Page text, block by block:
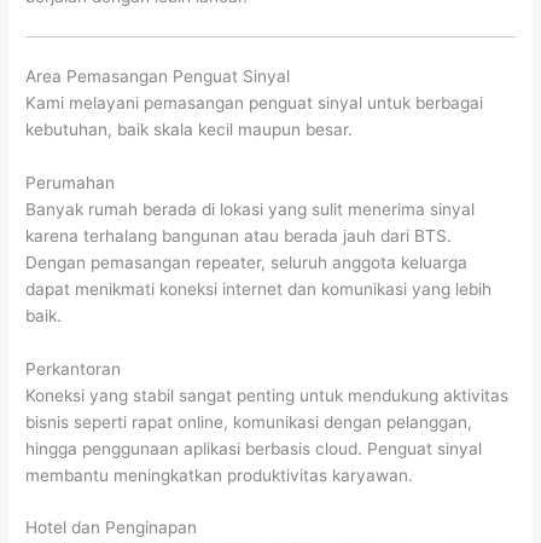
Area Pemasangan Penguat Sinyal
Kami melayani pemasangan penguat sinyal untuk berbagai
kebutuhan, baik skala kecil maupun besar.
Perumahan
Banyak rumah berada di lokasi yang sulit menerima sinyal
karena terhalang bangunan atau berada jauh dari BTS.
Dengan pemasangan repeater, seluruh anggota keluarga
dapat menikmati koneksi internet dan komunikasi yang lebih
baik.
Perkantoran
Koneksi yang stabil sangat penting untuk mendukung aktivitas
bisnis seperti rapat online, komunikasi dengan pelanggan,
hingga penggunaan aplikasi berbasis cloud. Penguat sinyal
membantu meningkatkan produktivitas karyawan.
Hotel dan Penginapan